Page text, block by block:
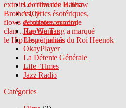
Le crew des Haterz
VICE
Abcdrduson.com
Rap Genius
Les actualités du Roi Heenok
OkayPlayer
La Détente Générale
Life+Times
Jazz Radio
Catégories